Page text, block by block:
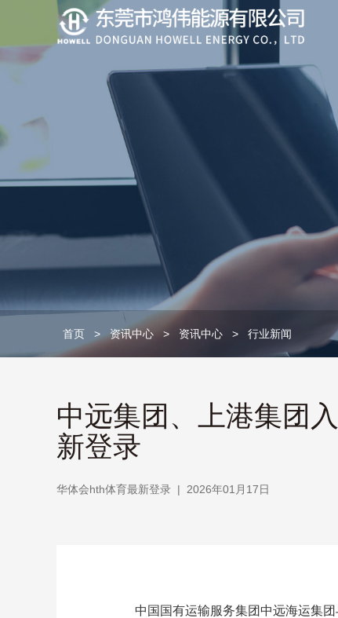
首页 > 资讯中心 > 资讯中心 > 行业新闻
中远集团、上港集团
新登录
华体会hth体育最新登录 | 2026年01月17日
中国国有运输服务集团中远海运集